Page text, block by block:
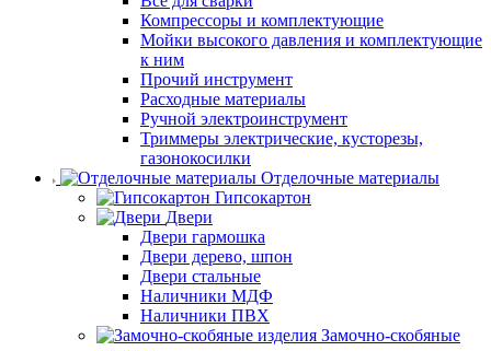
Компрессоры и комплектующие
Мойки высокого давления и комплектующие
к ним
Прочий инструмент
Расходные материалы
Ручной электроинструмент
Триммеры электрические, кусторезы,
газонокосилки
Отделочные материалы
Гипсокартон
Двери
Двери гармошка
Двери дерево, шпон
Двери стальные
Наличники МДФ
Наличники ПВХ
Замочно-скобяные